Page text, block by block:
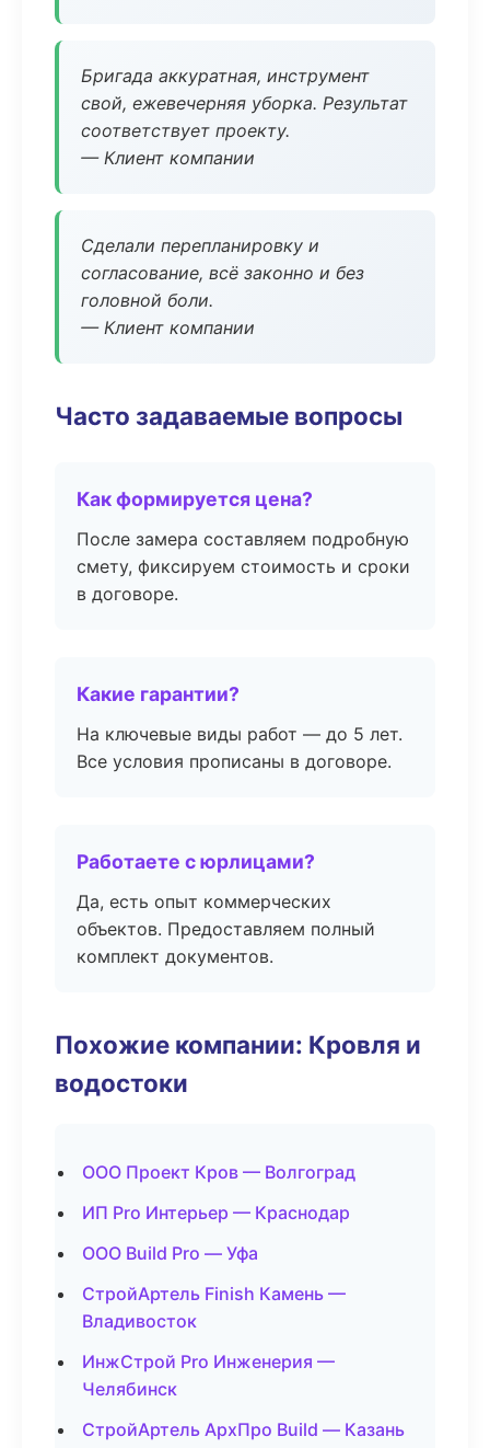
Бригада аккуратная, инструмент
свой, ежевечерняя уборка. Результат
соответствует проекту.
— Клиент компании
Сделали перепланировку и
согласование, всё законно и без
головной боли.
— Клиент компании
Часто задаваемые вопросы
Как формируется цена?
После замера составляем подробную
смету, фиксируем стоимость и сроки
в договоре.
Какие гарантии?
На ключевые виды работ — до 5 лет.
Все условия прописаны в договоре.
Работаете с юрлицами?
Да, есть опыт коммерческих
объектов. Предоставляем полный
комплект документов.
Похожие компании: Кровля и
водостоки
ООО Проект Кров — Волгоград
ИП Pro Интерьер — Краснодар
ООО Build Pro — Уфа
СтройАртель Finish Камень —
Владивосток
ИнжСтрой Pro Инженерия —
Челябинск
СтройАртель АрхПро Build — Казань